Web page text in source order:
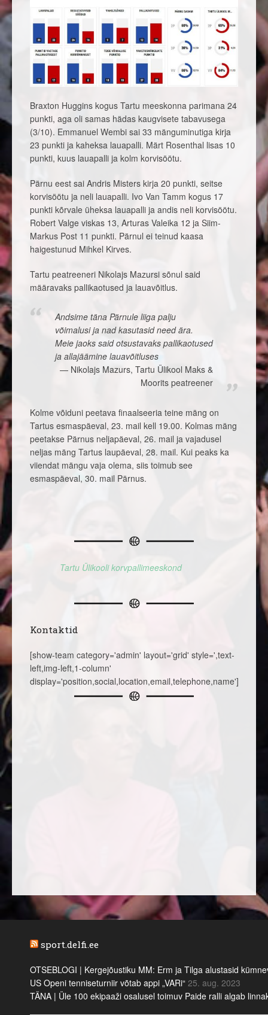
Braxton Huggins kogus Tartu meeskonna parimana 24
punkti, aga oli samas hädas kaugvisete tabavusega
(3/10). Emmanuel Wembi sai 33 mänguminutiga kirja
23 punkti ja kaheksa lauapalli. Märt Rosenthal lisas 10
punkti, kuus lauapalli ja kolm korvisöötu.
Pärnu eest sai Andris Misters kirja 20 punkti, seitse
korvisöötu ja neli lauapalli. Ivo Van Tamm kogus 17
punkti kõrvale üheksa lauapalli ja andis neli korvisöötu.
Robert Valge viskas 13, Arturas Valeika 12 ja Siim-
Markus Post 11 punkti. Pärnul ei teinud kaasa
haigestunud Mihkel Kirves.
Tartu peatreeneri Nikolajs Mazursi sõnul said
määravaks pallikaotused ja lauavõitlus.
Andsime täna Pärnule liiga palju
võimalusi ja nad kasutasid need ära.
Meie jaoks said otsustavaks pallikaotused
ja allajäämine lauavõitluses
Nikolajs Mazurs, Tartu Ülikool Maks &
Moorits peatreener
Kolme võiduni peetava finaalseeria teine mäng on
Tartus esmaspäeval, 23. mail kell 19.00. Kolmas mäng
peetakse Pärnus neljapäeval, 26. mail ja vajadusel
neljas mäng Tartus laupäeval, 28. mail. Kui peaks ka
viiendat mängu vaja olema, siis toimub see
esmaspäeval, 30. mail Pärnus.
Tartu Ülikooli korvpallimeeskond
Kontaktid
[show-team category='admin' layout='grid' style=',text-
left,img-left,1-column'
display='position,social,location,email,telephone,name']
sport.delfi.ee
OTSEBLOGI | Kergejõustiku MM: Erm ja Tilga alustasid
US Openi tenniseturniir võtab appi „VARi“ 25. aug. 2023
TÄNA | Üle 100 ekipaaži osalusel toimuv Paide ralli algab